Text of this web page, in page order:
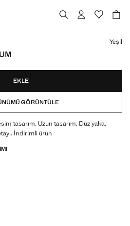
]
Yeşil
EKLE
GÖRÜNTÜLE
tasarım. Uzun tasarım. Düz yaka.
İndirimli ürün
hakkında sorular sorun